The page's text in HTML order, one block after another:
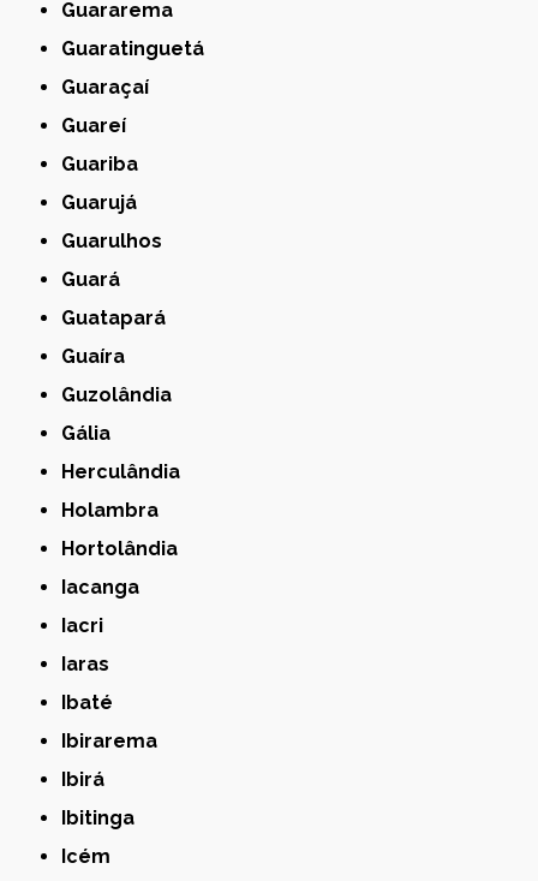
Guararema
Guaratinguetá
Guaraçaí
Guareí
Guariba
Guarujá
Guarulhos
Guará
Guatapará
Guaíra
Guzolândia
Gália
Herculândia
Holambra
Hortolândia
Iacanga
Iacri
Iaras
Ibaté
Ibirarema
Ibirá
Ibitinga
Icém